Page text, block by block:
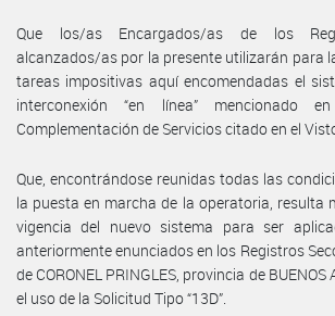
Que los/as Encargados/as de los
alcanzados/as por la presente utilizarán para
tareas impositivas aquí encomendadas el
interconexión “en línea” mencionado
Complementación de Servicios citado en el
Que, encontrándose reunidas todas las
la puesta en marcha de la operatoria, resulta
vigencia del nuevo sistema para ser
anteriormente enunciados en los Registros
de CORONEL PRINGLES, provincia de
el uso de la Solicitud Tipo “13D”.